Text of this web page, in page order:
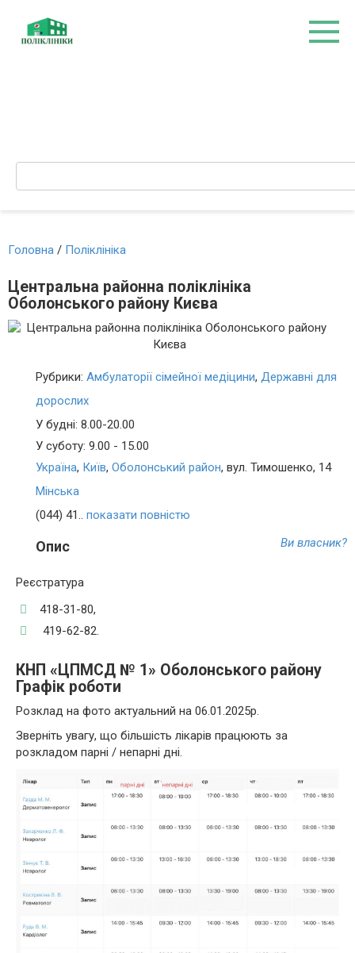
вмісту
Search:
Головна / Поліклініка
Центральна районна поліклініка
Оболонського району Києва
Рубрики: Амбулаторії сімейної медіцини, Державні для
дорослих
У будні: 8.00-20.00
У суботу: 9.00 - 15.00
Україна, Київ, Оболонський район, вул. Тимошенко, 14
Мінська
(044) 41.. показати повністю
Ви власник?
Опис
Реєстратура
418-31-80,
419-62-82.
КНП «ЦПМСД № 1» Оболонського району
Графік роботи
Розклад на фото актуальний на 06.01.2025р.
Зверніть увагу, що більшість лікарів працюють за
розкладом парні / непарні дні.